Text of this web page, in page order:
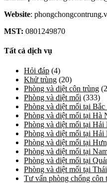
Website:
MST: 0801249870
Tất cả dịch vụ
Hỏi đáp (4)
Khử trùng (20)
Phòng và diệt côn trùng
Phòng và diệt mối (333)
Phòng và diệt mối tại
Phòng và diệt mối tại Hà
Phòng và diệt mối tại Hải
Phòng và diệt mối tại Hải
Phòng và diệt mối tại
Phòng và diệt mối tại
Phòng và diệt mối tại
Phòng và diệt mối tại
Tư vấn phòng chống côn